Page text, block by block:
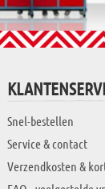
Snel-bestellen
Service & contact
Verzendkosten &